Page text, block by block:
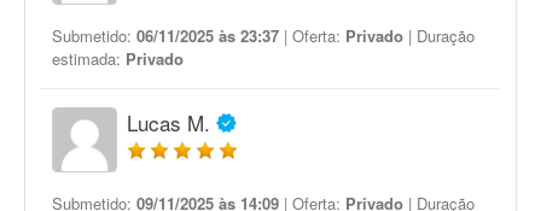
Submetido: 06/11/2025 às 23:37 | Oferta: Privado | Duração
estimada: Privado
Lucas M.
Submetido: 09/11/2025 às 14:09 | Oferta: Privado | Duração